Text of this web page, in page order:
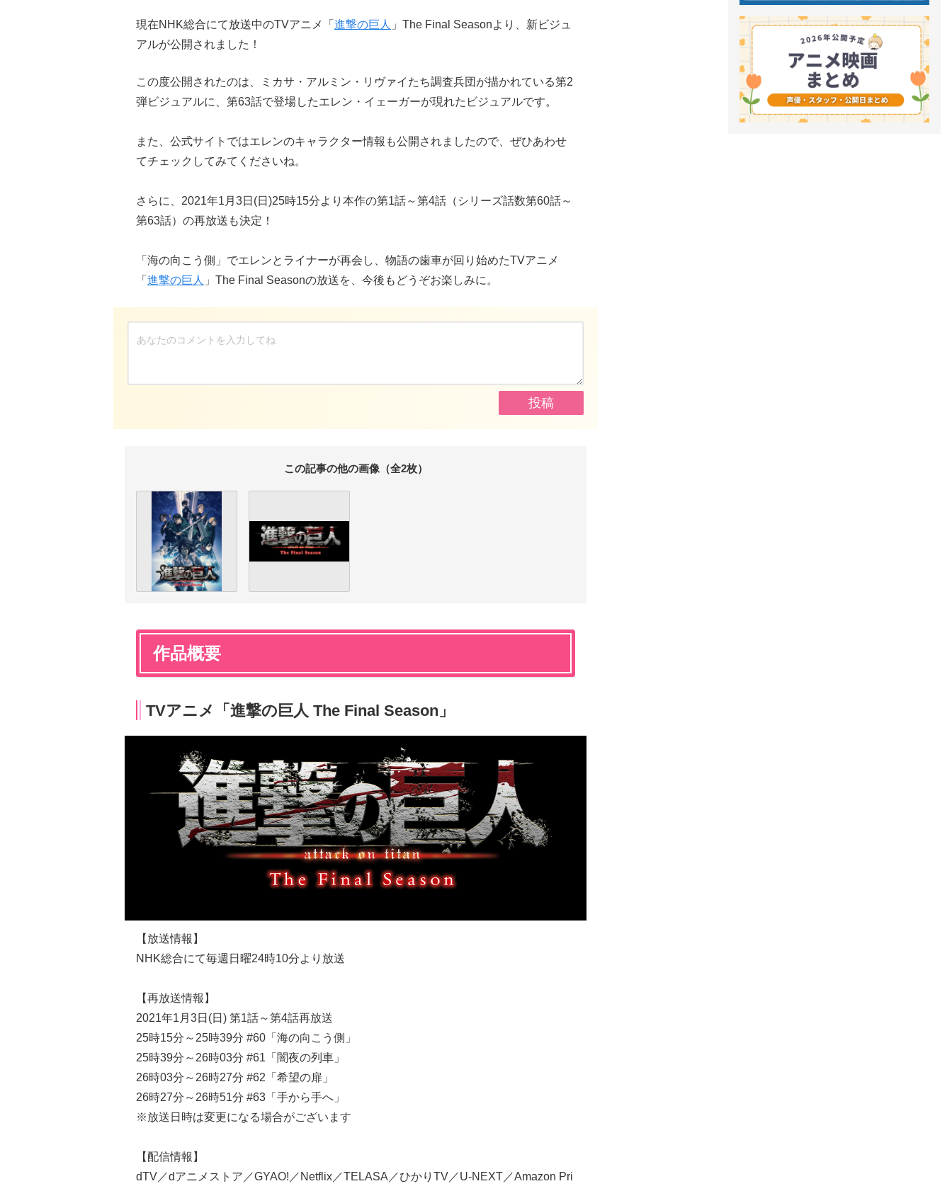
現在NHK総合にて放送中のTVアニメ「 進撃の巨人 」The Final Seasonより、新ビジュ
アルが公開されました！
この度公開されたのは、ミカサ・アルミン・リヴァイたち調査兵団が描かれている第2
弾ビジュアルに、第63話で登場したエレン・イェーガーが現れたビジュアルです。
また、公式サイトではエレンのキャラクター情報も公開されましたので、ぜひあわせ
てチェックしてみてくださいね。
さらに、2021年1月3日(日)25時15分より本作の第1話～第4話（シリーズ話数第60話～
第63話）の再放送も決定！
「海の向こう側」でエレンとライナーが再会し、物語の歯車が回り始めたTVアニメ
「 進撃の巨人 」The Final Seasonの放送を、今後もどうぞお楽しみに。
この記事の他の画像（全2枚）
作品概要
TVアニメ「進撃の巨人 The Final Season」
【放送情報】
NHK総合にて毎週日曜24時10分より放送
【再放送情報】
2021年1月3日(日) 第1話～第4話再放送
25時15分～25時39分 #60「海の向こう側」
25時39分～26時03分 #61「闇夜の列車」
26時03分～26時27分 #62「希望の扉」
26時27分～26時51分 #63「手から手へ」
※放送日時は変更になる場合がございます
【配信情報】
dTV／dアニメストア／GYAO!／Netflix／TELASA／ひかりTV／U-NEXT／Amazon Pri